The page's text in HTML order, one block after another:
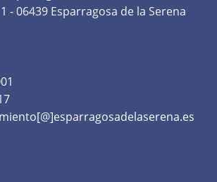
- 06439 Esparragosa de la Serena